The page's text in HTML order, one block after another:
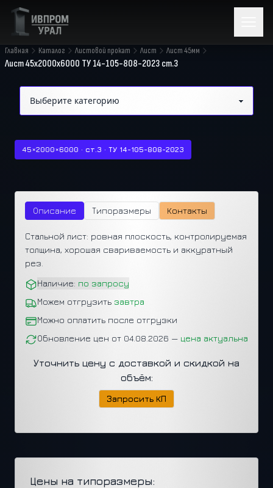
Главная Каталог Листовой прокат Лист Лист 45мм
Лист 45х2000х6000 ТУ 14-105-808-2023 ст.3
45×2000×6000 · ст.3 · ТУ 14-105-808-2023
Описание Типоразмеры Контакты
Стальной лист: ровная плоскость, контролируемая
толщина, хорошая свариваемость и аккуратный
рез.
Наличие: по запросу
Можем отгрузить завтра
Можно оплатить после отгрузки
Обновление цен от 04.08.2026 — цена актуальна
Уточнить цену с доставкой и скидкой на
объём:
Запросить КП
Цены на типоразмеры: